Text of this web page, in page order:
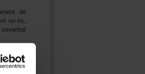
de
no és,